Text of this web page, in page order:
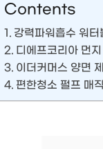
Contents
강력파워흡수 워
디에프코리아 먼
이더커머스 양면
편한청소 펄프 매